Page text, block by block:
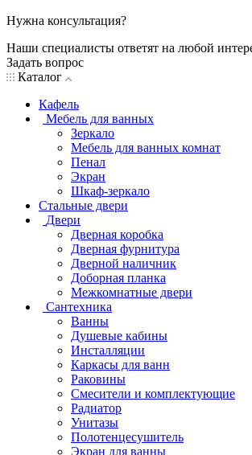
Нужна консультация?
Наши специалисты ответят на любой
Задать вопрос
Каталог
Кафель
Мебель для ванных
Зеркало
Мебель для ванных комнат
Пенал
Экран
Шкаф-зеркало
Стальные двери
Двери
Дверная коробка
Дверная фурнитура
Дверной наличник
Доборная планка
Межкомнатные двери
Сантехника
Ванны
Душевые кабины
Инсталляции
Каркасы для ванн
Раковины
Смесители и комплектующие
Радиатор
Унитазы
Полотенцесушитель
Экран для ванны